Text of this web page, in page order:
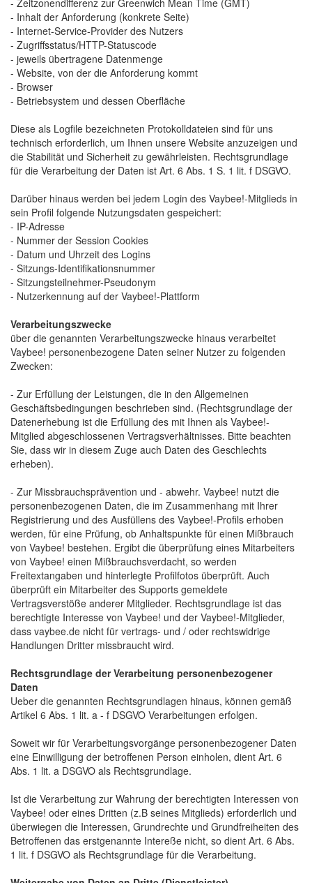
- Zeitzonendifferenz zur Greenwich Mean Time (GMT)
- Inhalt der Anforderung (konkrete Seite)
- Internet-Service-Provider des Nutzers
- Zugriffsstatus/HTTP-Statuscode
- jeweils übertragene Datenmenge
- Website, von der die Anforderung kommt
- Browser
- Betriebsystem und dessen Oberfläche
Diese als Logfile bezeichneten Protokolldateien sind für uns
technisch erforderlich, um Ihnen unsere Website anzuzeigen und
die Stabilität und Sicherheit zu gewährleisten. Rechtsgrundlage
für die Verarbeitung der Daten ist Art. 6 Abs. 1 S. 1 lit. f DSGVO.
Darüber hinaus werden bei jedem Login des Vaybee!-Mitglieds in
sein Profil folgende Nutzungsdaten gespeichert:
- IP-Adresse
- Nummer der Session Cookies
- Datum und Uhrzeit des Logins
- Sitzungs-Identifikationsnummer
- Sitzungsteilnehmer-Pseudonym
- Nutzerkennung auf der Vaybee!-Plattform
Verarbeitungszwecke
über die genannten Verarbeitungszwecke hinaus verarbeitet
Vaybee! personenbezogene Daten seiner Nutzer zu folgenden
Zwecken:
- Zur Erfüllung der Leistungen, die in den Allgemeinen
Geschäftsbedingungen beschrieben sind. (Rechtsgrundlage der
Datenerhebung ist die Erfüllung des mit Ihnen als Vaybee!-
Mitglied abgeschlossenen Vertragsverhältnisses. Bitte beachten
Sie, dass wir in diesem Zuge auch Daten des Geschlechts
erheben).
- Zur Missbrauchsprävention und - abwehr. Vaybee! nutzt die
personenbezogenen Daten, die im Zusammenhang mit Ihrer
Registrierung und des Ausfüllens des Vaybee!-Profils erhoben
werden, für eine Prüfung, ob Anhaltspunkte für einen Mißbrauch
von Vaybee! bestehen. Ergibt die überprüfung eines Mitarbeiters
von Vaybee! einen Mißbrauchsverdacht, so werden
Freitextangaben und hinterlegte Profilfotos überprüft. Auch
überprüft ein Mitarbeiter des Supports gemeldete
Vertragsverstöße anderer Mitglieder. Rechtsgrundlage ist das
berechtigte Interesse von Vaybee! und der Vaybee!-Mitglieder,
dass vaybee.de nicht für vertrags- und / oder rechtswidrige
Handlungen Dritter missbraucht wird.
Rechtsgrundlage der Verarbeitung personenbezogener
Daten
Ueber die genannten Rechtsgrundlagen hinaus, können gemäß
Artikel 6 Abs. 1 lit. a - f DSGVO Verarbeitungen erfolgen.
Soweit wir für Verarbeitungsvorgänge personenbezogener Daten
eine Einwilligung der betroffenen Person einholen, dient Art. 6
Abs. 1 lit. a DSGVO als Rechtsgrundlage.
Ist die Verarbeitung zur Wahrung der berechtigten Interessen von
Vaybee! oder eines Dritten (z.B seines Mitglieds) erforderlich und
überwiegen die Interessen, Grundrechte und Grundfreiheiten des
Betroffenen das erstgenannte Intereße nicht, so dient Art. 6 Abs.
1 lit. f DSGVO als Rechtsgrundlage für die Verarbeitung.